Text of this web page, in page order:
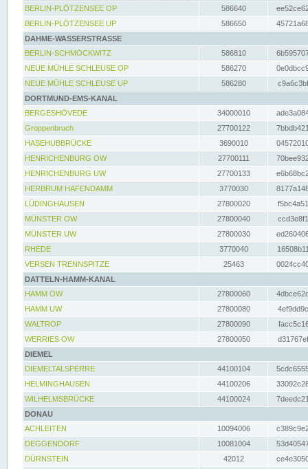
BERLIN-PLÖTZENSEE OP
586640
BERLIN-PLÖTZENSEE UP
586650
DAHME-WASSERSTRASSE
BERLIN-SCHMÖCKWITZ
586810
NEUE MÜHLE SCHLEUSE OP
586270
NEUE MÜHLE SCHLEUSE UP
586280
DORTMUND-EMS-KANAL
BERGESHÖVEDE
34000010
Groppenbruch
27700122
HASEHUBBRÜCKE
3690010
HENRICHENBURG OW
27700111
HENRICHENBURG UW
27700133
HERBRUM HAFENDAMM
3770030
LÜDINGHAUSEN
27800020
MÜNSTER OW
27800040
MÜNSTER UW
27800030
RHEDE
3770040
VERSEN TRENNSPITZE
25463
DATTELN-HAMM-KANAL
HAMM OW
27800060
HAMM UW
27800080
WALTROP
27800090
WERRIES OW
27800050
DIEMEL
DIEMELTALSPERRE
44100104
HELMINGHAUSEN
44100206
WILHELMSBRÜCKE
44100024
DONAU
ACHLEITEN
10094006
DEGGENDORF
10081004
DÜRNSTEIN
42012